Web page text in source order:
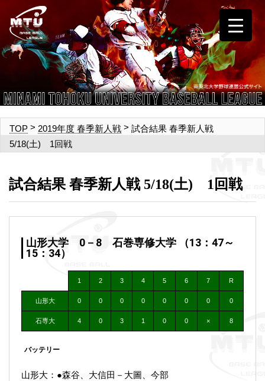
TOP > 2019年度 春季新人戦 > 試合結果 春季新人戦
5/18(土) 1回戦
試合結果 春季新人戦 5/18(土) 1回戦
山形大学 0－8 石巻専修大学 （13：47～
15：34）
1 2 3 4 5 6 7 R
山形大 0 0 0 0 0 0 0 0
石専大 4 0 3 1 0 0 × 8
バッテリー
山形大：●森谷、大信田－大圖、今部